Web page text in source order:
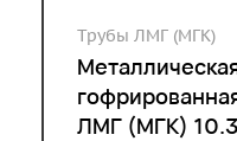
Трубы ЛМГ (МГК)
ЛМГ (МГК)